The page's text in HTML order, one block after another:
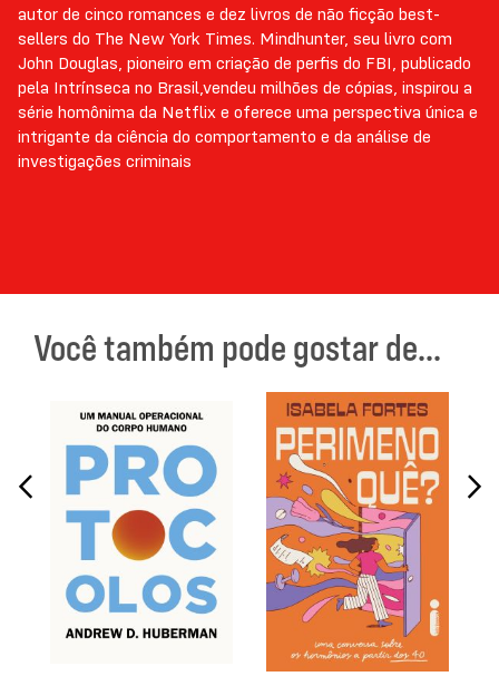
autor de cinco romances e dez livros de não ficção best-
sellers do The New York Times. Mindhunter, seu livro com
John Douglas, pioneiro em criação de perfis do FBI, publicado
pela Intrínseca no Brasil,vendeu milhões de cópias, inspirou a
série homônima da Netflix e oferece uma perspectiva única e
intrigante da ciência do comportamento e da análise de
investigações criminais
Você também pode gostar de...